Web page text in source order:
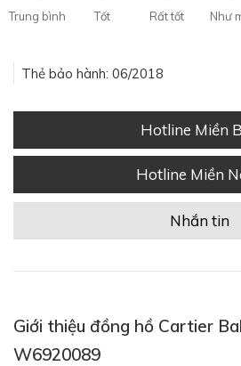
Trung bình Tốt Rất tốt Như
Thẻ bảo hành: 06/2018
Hotline Miền
Hotline Miền
Nhắn tin
Giới thiệu đồng hồ Cartier
W6920089